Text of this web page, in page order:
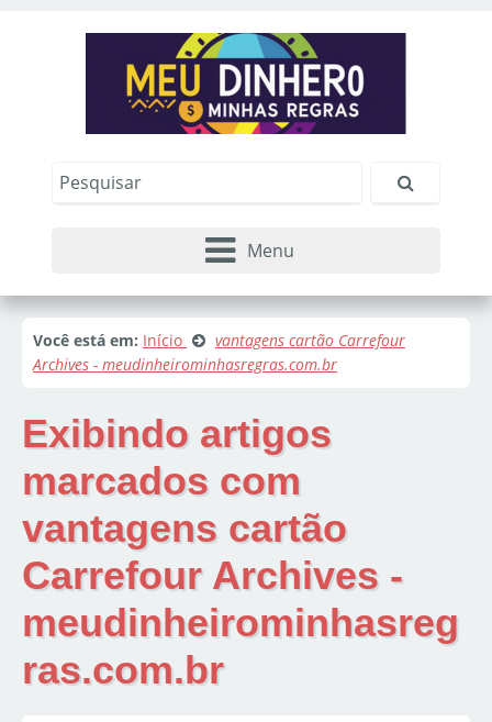
Menu
Você está em: Início
vantagens cartão Carrefour
Archives - meudinheirominhasregras.com.br
Exibindo artigos
marcados com
vantagens cartão
Carrefour Archives -
meudinheirominhasreg
ras.com.br